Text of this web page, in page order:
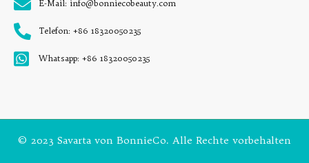
E-Mail: info@bonniecobeauty.com
Telefon: +86 18320050235
Whatsapp: +86 18320050235
© 2023 Savarta von BonnieCo. Alle Rechte vorbehalten